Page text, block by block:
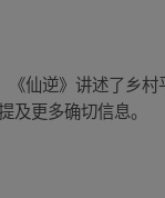
《仙逆》讲述了乡
及更多确切信息。